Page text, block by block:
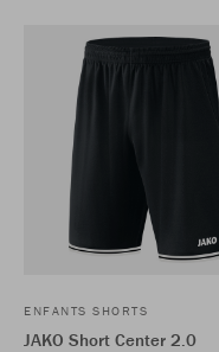
ENFANTS SHORTS
JAKO Short Center 2.0